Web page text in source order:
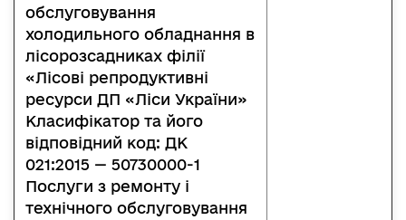
обслуговування
холодильного обладнання в
лісорозсадниках філії
«Лісові репродуктивні
ресурси ДП «Ліси України»
Класифікатор та його
відповідний код: ДК
021:2015 — 50730000-1
Послуги з ремонту і
технічного обслуговування